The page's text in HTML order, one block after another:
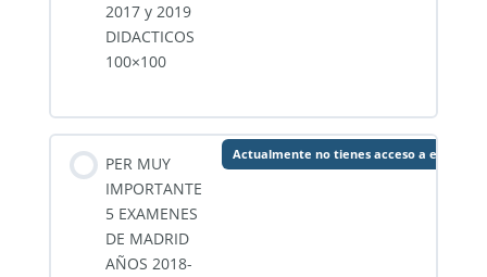
2017 y 2019
DIDACTICOS
100×100
PER MUY
IMPORTANTE
5 EXAMENES
DE MADRID
AÑOS 2018-
Actualmente no tienes acceso a este